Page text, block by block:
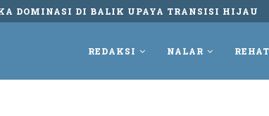
BUKU TERSUNGKUR DAN TETAP MELAWAN
REDAKSI NALAR REHAT